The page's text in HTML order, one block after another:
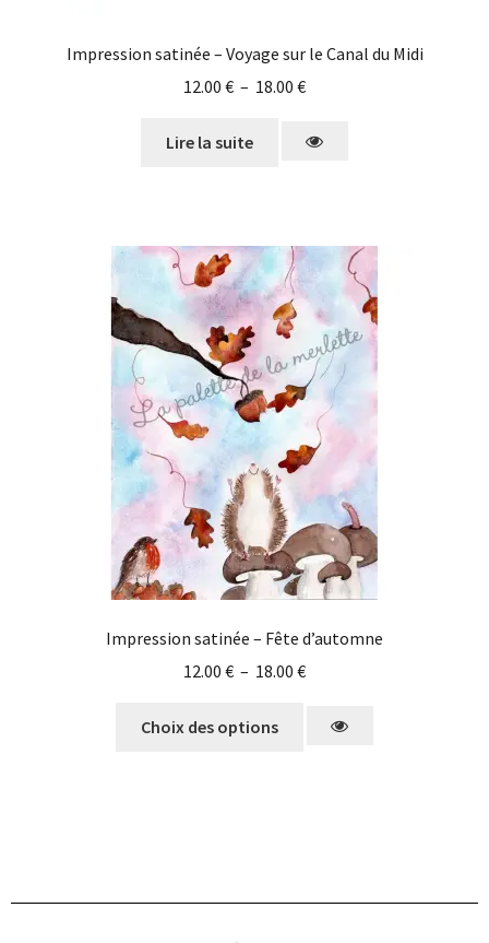
Impression satinée – Voyage sur le Canal du Midi
12.00 € – 18.00 €
Lire la suite
Impression satinée – Fête d’automne
12.00 € – 18.00 €
Choix des options